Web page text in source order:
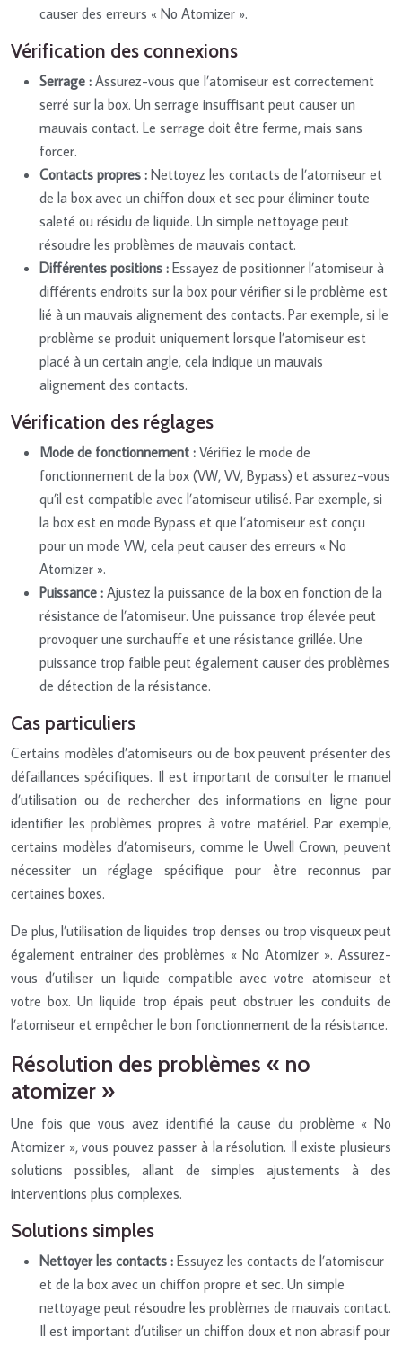
causer des erreurs « No Atomizer ».
Vérification des connexions
Serrage : Assurez-vous que l’atomiseur est correctement
serré sur la box. Un serrage insuffisant peut causer un
mauvais contact. Le serrage doit être ferme, mais sans
forcer.
Contacts propres : Nettoyez les contacts de l’atomiseur et
de la box avec un chiffon doux et sec pour éliminer toute
saleté ou résidu de liquide. Un simple nettoyage peut
résoudre les problèmes de mauvais contact.
Différentes positions : Essayez de positionner l’atomiseur à
différents endroits sur la box pour vérifier si le problème est
lié à un mauvais alignement des contacts. Par exemple, si le
problème se produit uniquement lorsque l’atomiseur est
placé à un certain angle, cela indique un mauvais
alignement des contacts.
Vérification des réglages
Mode de fonctionnement : Vérifiez le mode de
fonctionnement de la box (VW, VV, Bypass) et assurez-vous
qu’il est compatible avec l’atomiseur utilisé. Par exemple, si
la box est en mode Bypass et que l’atomiseur est conçu
pour un mode VW, cela peut causer des erreurs « No
Atomizer ».
Puissance : Ajustez la puissance de la box en fonction de la
résistance de l’atomiseur. Une puissance trop élevée peut
provoquer une surchauffe et une résistance grillée. Une
puissance trop faible peut également causer des problèmes
de détection de la résistance.
Cas particuliers
Certains modèles d’atomiseurs ou de box peuvent présenter des
défaillances spécifiques. Il est important de consulter le manuel
d’utilisation ou de rechercher des informations en ligne pour
identifier les problèmes propres à votre matériel. Par exemple,
certains modèles d’atomiseurs, comme le Uwell Crown, peuvent
nécessiter un réglage spécifique pour être reconnus par
certaines boxes.
De plus, l’utilisation de liquides trop denses ou trop visqueux peut
également entrainer des problèmes « No Atomizer ». Assurez-
vous d’utiliser un liquide compatible avec votre atomiseur et
votre box. Un liquide trop épais peut obstruer les conduits de
l’atomiseur et empêcher le bon fonctionnement de la résistance.
Résolution des problèmes « no
atomizer »
Une fois que vous avez identifié la cause du problème « No
Atomizer », vous pouvez passer à la résolution. Il existe plusieurs
solutions possibles, allant de simples ajustements à des
interventions plus complexes.
Solutions simples
Nettoyer les contacts : Essuyez les contacts de l’atomiseur
et de la box avec un chiffon propre et sec. Un simple
nettoyage peut résoudre les problèmes de mauvais contact.
Il est important d’utiliser un chiffon doux et non abrasif pour